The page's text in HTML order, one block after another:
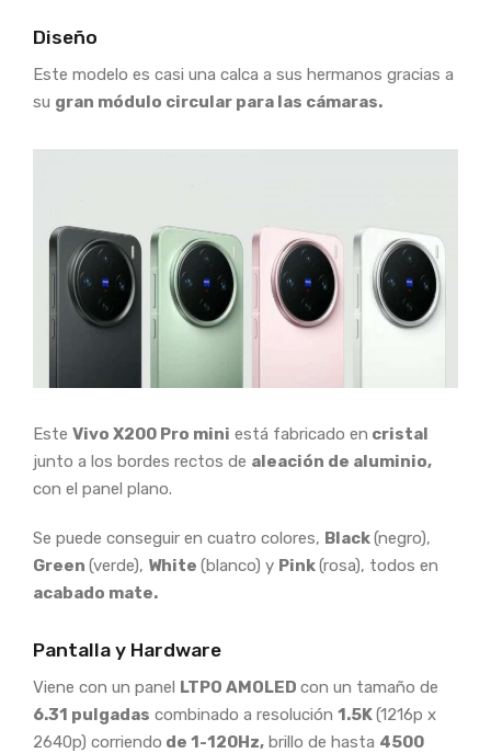
Diseño
Este modelo es casi una calca a sus hermanos gracias a
su gran módulo circular para las cámaras.
Este Vivo X200 Pro mini está fabricado en cristal
junto a los bordes rectos de aleación de aluminio,
con el panel plano.
Se puede conseguir en cuatro colores, Black(negro),
Green (verde), White (blanco) y Pink(rosa), todos en
acabado mate.
Pantalla y Hardware
Viene con un panel LTPO AMOLED con un tamaño de
6.31 pulgadas combinado a resolución 1.5K(1216p x
2640p) corriendo de 1-120Hz, brillo de hasta 4500